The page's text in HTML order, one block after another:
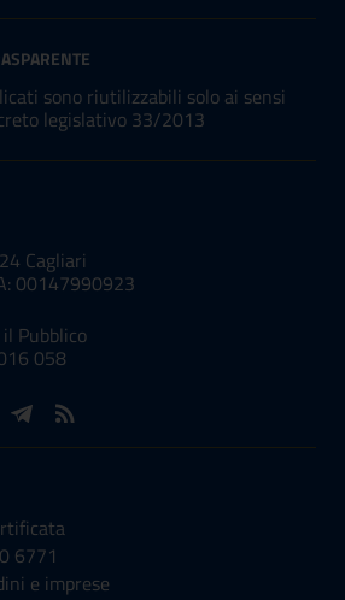
sono riutilizzabili solo ai sensi
legislativo 33/2013
Cagliari
00147990923
Pubblico
058
6771
e imprese